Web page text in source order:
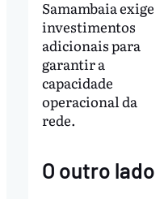
Samambaia exige
investimentos
adicionais para
garantir a
capacidade
operacional da
rede.
O outro lado